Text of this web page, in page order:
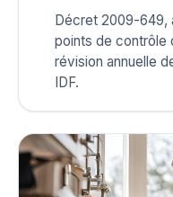
Décret 2009-649,
points de contrôle
révision annuelle
IDF.